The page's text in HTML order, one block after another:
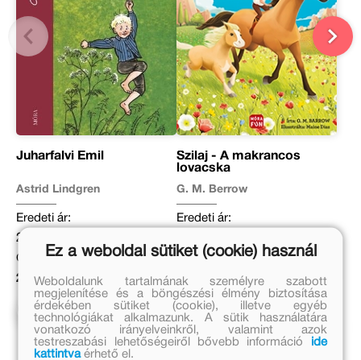
Juharfalvi Emil
Astrid Lindgren
Eredeti ár:
2 999 Ft
Online ár:
2 459 Ft
Kosárba
Szilaj - A makrancos
lovacska
G. M. Berrow
Eredeti ár:
Kedvezményes ár:
1 499 Ft
Kosárba
Ez a weboldal sütiket (cookie) használ
Weboldalunk tartalmának személyre szabott
megjelenítése és a böngészési élmény biztosítása
érdekében sütiket (cookie), illetve egyéb
technológiákat alkalmazunk. A sütik használatára
vonatkozó irányelveinkről, valamint azok
testreszabási lehetőségeiről bővebb információ
ide
kattintvaérhető el.